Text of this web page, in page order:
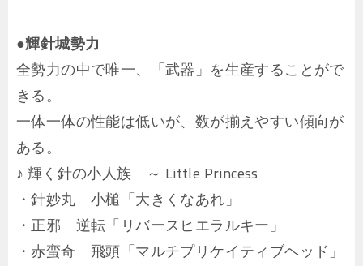
●輝針城勢力
全勢力の中で唯一、「武器」を生産することがで
きる。
一体一体の性能は低いが、数が揃えやすい傾向が
ある。
♪ 輝く針の小人族 ～ Little Princess
・針妙丸 小槌「大きくなあれ」
・正邪 逆転「リバースヒエラルキー」
・赤蛮奇 飛頭「マルチプリケイティブヘッド」